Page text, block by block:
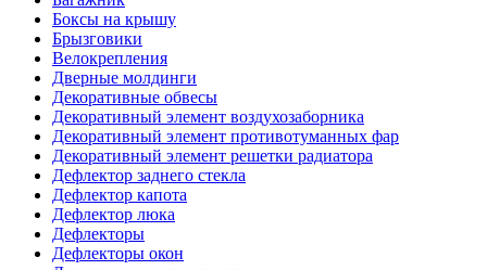
Боксы на крышу
Брызговики
Велокрепления
Дверные молдинги
Декоративные обвесы
Декоративный элемент воздухозаборника
Декоративный элемент противотуманных фар
Декоративный элемент решетки радиатора
Дефлектор заднего стекла
Дефлектор капота
Дефлектор люка
Дефлекторы
Дефлекторы окон